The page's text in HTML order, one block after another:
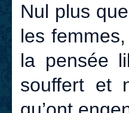
Nul plus
les
la pensée
souffert et